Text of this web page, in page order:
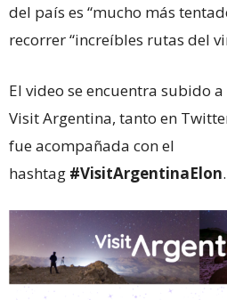
del país es “mucho más
recorrer “increíbles rutas del
El video se encuentra subido
Visit Argentina, tanto en
fue acompañada con el
hashtag #VisitArgentinaElon.